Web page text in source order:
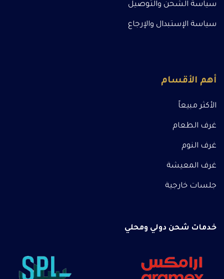
سياسة الشحن والتوصيل
سياسة الإستبدال والإرجاع
أهم الأقسام
الأكثر مبيعاً
غرف الطعام
غرف النوم
غرف المعيشة
جلسات خارجية
خدمات شحن دولي ومحلي